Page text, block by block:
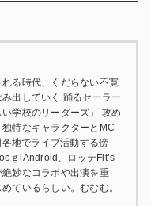
る時代、くだらない不寛
出していく 踊るセーラー
学校のリーダーズ」 攻め
特なキャラクターとMC
地でライブ活動する傍
ｇlAndroid、ロッテFit’s
妙なコラボや出演を重
ているらしい。むむむ。